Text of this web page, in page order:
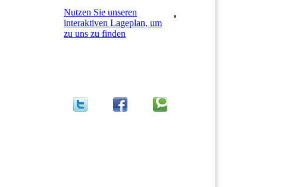
Nutzen Sie unseren
interaktiven La­ge­plan, um
zu uns zu finden